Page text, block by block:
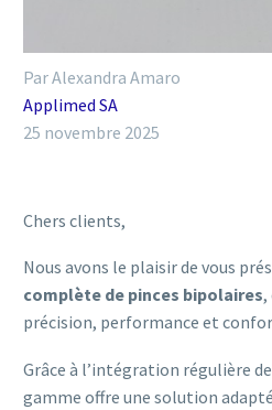
Par Alexandra Amaro
Applimed SA
25 novembre 2025
Chers clients,
Nous avons le plaisir de vous
complète de pinces bipolaires,
précision, performance et
Grâce à l’intégration régulière
gamme offre une solution